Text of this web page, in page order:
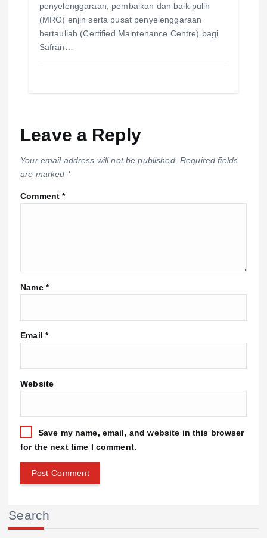
penyelenggaraan, pembaikan dan baik pulih
(MRO) enjin serta pusat penyelenggaraan
bertauliah (Certified Maintenance Centre) bagi
Safran…
Leave a Reply
Your email address will not be published. Required fields
are marked *
Comment*
Name *
Email *
Website
Save my name, email, and website in this browser
for the next time I comment.
Search